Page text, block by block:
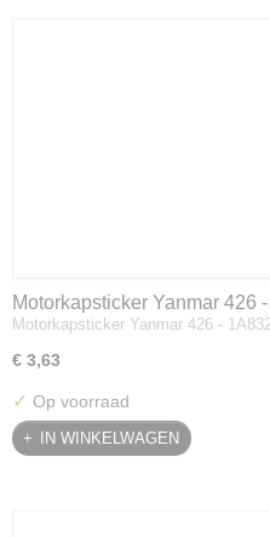
Motorkapsticker Yanmar 426
Motorkapsticker Yanmar 426 -
€ 3,63
✓ Op voorraad
IN WINKELWAGEN